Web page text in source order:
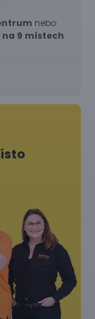
nebo
9 místech